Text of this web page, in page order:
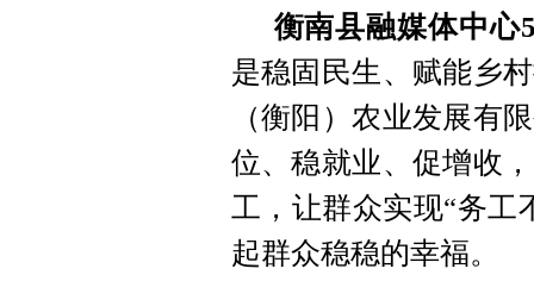
衡南县融媒体中心
是稳固民生、赋能乡
（衡阳）农业发展有
位、稳就业、促增收
工，让群众实现“务工
起群众稳稳的幸福。